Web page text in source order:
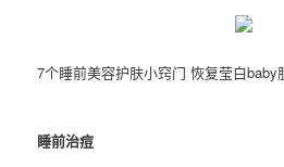
7个睡前美容护肤小窍门 恢复莹白baby
睡前治痘